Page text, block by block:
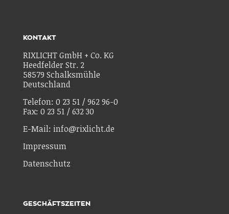
KONTAKT
RIXLICHT GmbH + Co. KG
Heedfelder Str. 2
58579 Schalksmühle
Deutschland
Telefon: 0 23 51 / 962 96-0
Fax: 0 23 51 / 632 30
E-Mail: info@rixlicht.de
Impressum
Datenschutz
GESCHÄFTSZEITEN